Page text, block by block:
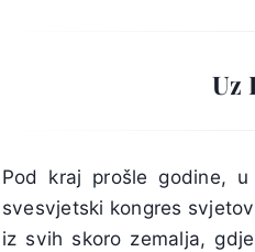
Uz
Pod kraj prošle godine,
svesvjetski kongres
iz svih skoro zemalja,